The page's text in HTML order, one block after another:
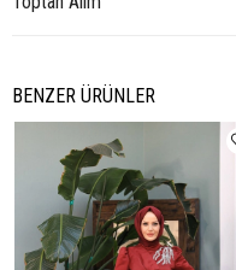
BENZER ÜRÜNLER